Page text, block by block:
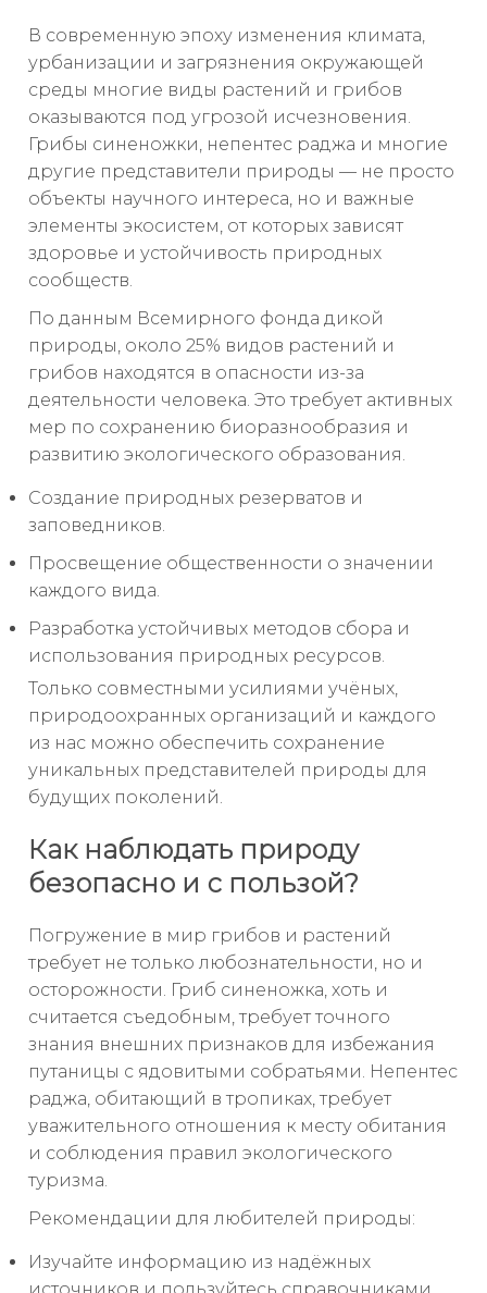
В современную эпоху изменения климата,
урбанизации и загрязнения окружающей
среды многие виды растений и грибов
оказываются под угрозой исчезновения.
Грибы синеножки, непентес раджа и многие
другие представители природы — не просто
объекты научного интереса, но и важные
элементы экосистем, от которых зависят
здоровье и устойчивость природных
сообществ.
По данным Всемирного фонда дикой
природы, около 25% видов растений и
грибов находятся в опасности из-за
деятельности человека. Это требует активных
мер по сохранению биоразнообразия и
развитию экологического образования.
Создание природных резерватов и
заповедников.
Просвещение общественности о значении
каждого вида.
Разработка устойчивых методов сбора и
использования природных ресурсов.
Только совместными усилиями учёных,
природоохранных организаций и каждого
из нас можно обеспечить сохранение
уникальных представителей природы для
будущих поколений.
Как наблюдать природу
безопасно и с пользой?
Погружение в мир грибов и растений
требует не только любознательности, но и
осторожности. Гриб синеножка, хоть и
считается съедобным, требует точного
знания внешних признаков для избежания
путаницы с ядовитыми собратьями. Непентес
раджа, обитающий в тропиках, требует
уважительного отношения к месту обитания
и соблюдения правил экологического
туризма.
Рекомендации для любителей природы:
Изучайте информацию из надёжных
источников и пользуйтесь справочниками.